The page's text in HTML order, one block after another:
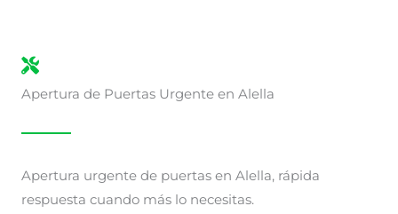
Apertura de Puertas Urgente en Alella
Apertura urgente de puertas en Alella, rápida
respuesta cuando más lo necesitas.